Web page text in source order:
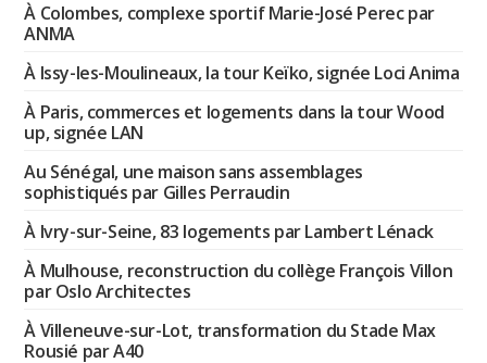
À Colombes, complexe sportif Marie-José Perec par
ANMA
À Issy-les-Moulineaux, la tour Keïko, signée Loci Anima
À Paris, commerces et logements dans la tour Wood
up, signée LAN
Au Sénégal, une maison sans assemblages
sophistiqués par Gilles Perraudin
À Ivry-sur-Seine, 83 logements par Lambert Lénack
À Mulhouse, reconstruction du collège François Villon
par Oslo Architectes
À Villeneuve-sur-Lot, transformation du Stade Max
Rousié par A40